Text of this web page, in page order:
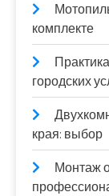
комплекте
городских
края: выбор
Монтаж